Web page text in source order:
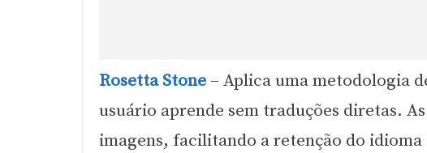
Rosetta Stone – Aplica uma metodologia
usuário aprende sem traduções diretas.
imagens, facilitando a retenção do